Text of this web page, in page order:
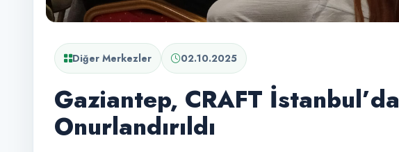
Diğer Merkezler 02.10.2025
Gaziantep, CRAFT İstanbul’da
Onurlandırıldı